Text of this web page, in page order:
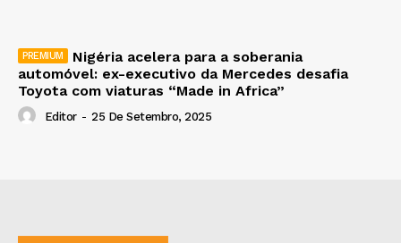
Nigéria acelera para a soberania
automóvel: ex-executivo da Mercedes desafia
Toyota com viaturas “Made in Africa”
Editor - 25 De Setembro, 2025